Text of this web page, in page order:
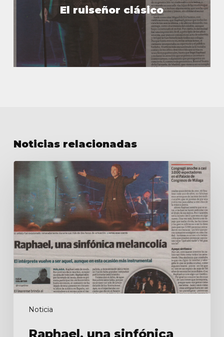
El ruiseñor clásico
Noticias relacionadas
Noticia
una
sinfónica
melancolía
Raphael, una sinfónica